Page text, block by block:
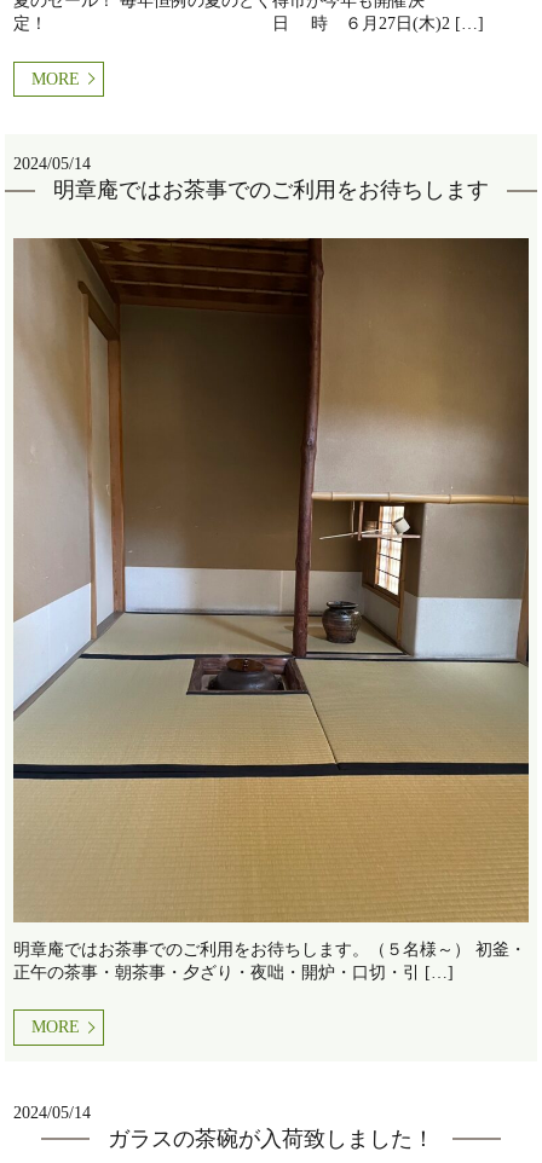
定！ 日 時 ６月27日(木)2 […]
MORE
2024/05/14
明章庵ではお茶事でのご利用をお待ちします
明章庵ではお茶事でのご利用をお待ちします。（５名様～） 初釜・
正午の茶事・朝茶事・夕ざり・夜咄・開炉・口切・引 […]
MORE
2024/05/14
ガラスの茶碗が入荷致しました！